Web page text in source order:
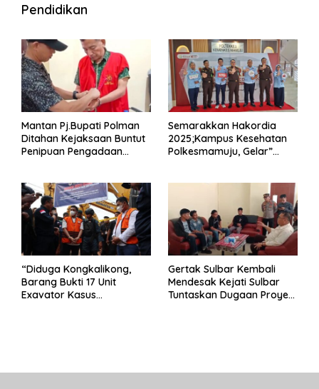
Pendidikan
Mantan Pj.Bupati Polman
Ditahan Kejaksaan Buntut
Penipuan Pengadaan
Semarakkan Hakordia
2025;Kampus Kesehatan
Polkesmamuju, Gelar”
“Diduga Kongkalikong,
Barang Bukti 17 Unit
Exavator Kasus
Gertak Sulbar Kembali
Mendesak Kejati Sulbar
Tuntaskan Dugaan Proyek